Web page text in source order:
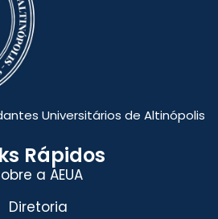
Universitários de Altinópolis
Rápidos
a AEUA
Diretoria